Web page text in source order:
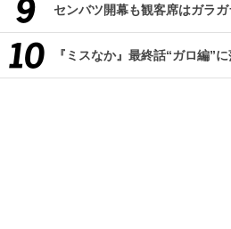
センバツ開幕も観客席はガラ
『ミスなか』最終話“ガロ編”